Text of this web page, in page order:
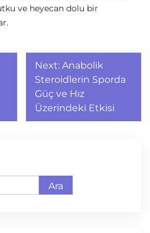
ve heyecan dolu bir
Next: Anabolik
Steroidlerin Sporda
Güç ve Hız
Üzerindeki Etkisi
Ara